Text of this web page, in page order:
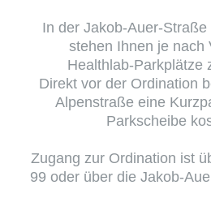
In der Jakob-Auer-
stehen Ihnen je nach
Healthlab-Parkplätze
Direkt vor der Ordination
Alpenstraße eine
Parkscheibe
Zugang zur Ordination ist
99 oder über die Jakob-